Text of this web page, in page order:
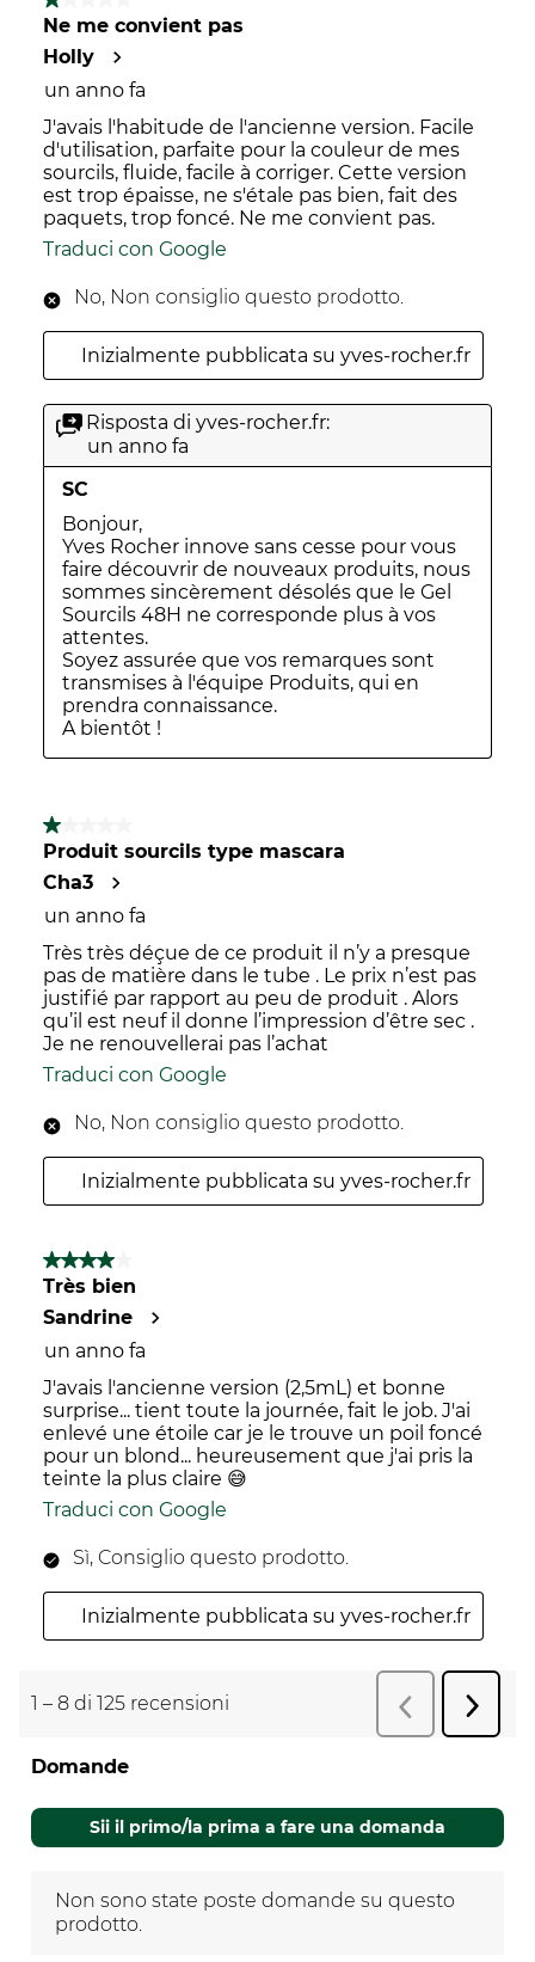
Ne me convient pas
Holly
un anno fa
J'avais l'habitude de l'ancienne version. Facile
d'utilisation, parfaite pour la couleur de mes
sourcils, fluide, facile à corriger. Cette version
est trop épaisse, ne s'étale pas bien, fait des
paquets, trop foncé. Ne me convient pas.
Traduci con Google
No, Non consiglio questo prodotto.
Inizialmente pubblicata su yves-rocher.fr
Risposta di yves-rocher.fr:
un anno fa
SC
Bonjour,
Yves Rocher innove sans cesse pour vous
faire découvrir de nouveaux produits, nous
sommes sincèrement désolés que le Gel
Sourcils 48H ne corresponde plus à vos
attentes.
Soyez assurée que vos remarques sont
transmises à l'équipe Produits, qui en
prendra connaissance.
A bientôt !
1 su 5 stelle.
Produit sourcils type mascara
Cha3
un anno fa
Très très déçue de ce produit il n’y a presque
pas de matière dans le tube . Le prix n’est pas
justifié par rapport au peu de produit . Alors
qu’il est neuf il donne l’impression d’être sec .
Je ne renouvellerai pas l’achat
Traduci con Google
No, Non consiglio questo prodotto.
Inizialmente pubblicata su yves-rocher.fr
4 su 5 stelle.
Très bien
Sandrine
un anno fa
J'avais l'ancienne version (2,5mL) et bonne
surprise... tient toute la journée, fait le job. J'ai
enlevé une étoile car je le trouve un poil foncé
pour un blond... heureusement que j'ai pris la
teinte la plus claire 😅
Traduci con Google
Sì, Consiglio questo prodotto.
Inizialmente pubblicata su yves-rocher.fr
1 – 8 di 125 recensioni Precedente
Non sono state poste domande su questo
Domande
Sii il primo/la prima a fare una domanda
Non sono state poste domande su questo
prodotto.